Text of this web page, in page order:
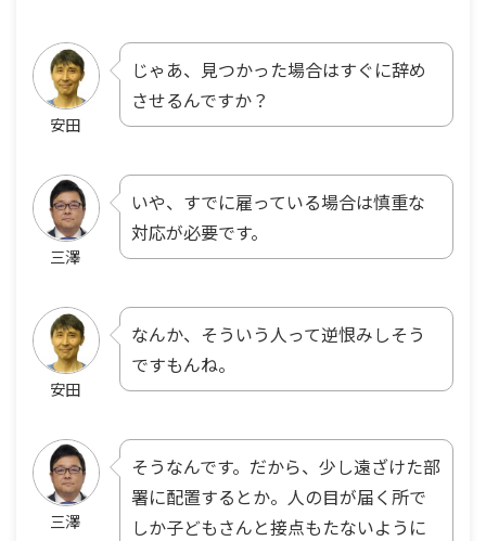
安田
じゃあ、見つかった場合はすぐに辞め
させるんですか？
三澤
いや、すでに雇っている場合は慎重な
対応が必要です。
安田
なんか、そういう人って逆恨みしそう
ですもんね。
三澤
そうなんです。だから、少し遠ざけた部
署に配置するとか。人の目が届く所で
しか子どもさんと接点もたないように